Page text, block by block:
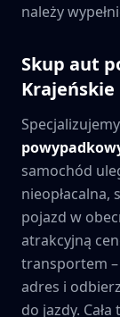
należy
Skup aut
Krajeńskie
samochód
nieopłacalna,
pojazd w
atrakcyjną
transportem
adres i
do jazdy.